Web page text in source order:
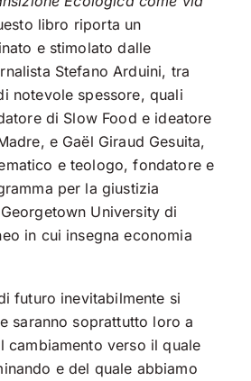
libro riporta un
e stimolato dalle
Stefano Arduini, tra
notevole spessore, quali
di Slow Food e ideatore
e Gaël Giraud Gesuita,
e teologo, fondatore e
per la giustizia
University di
in cui insegna economia
futuro inevitabilmente si
saranno soprattutto loro a
cambiamento verso il quale
e del quale abbiamo